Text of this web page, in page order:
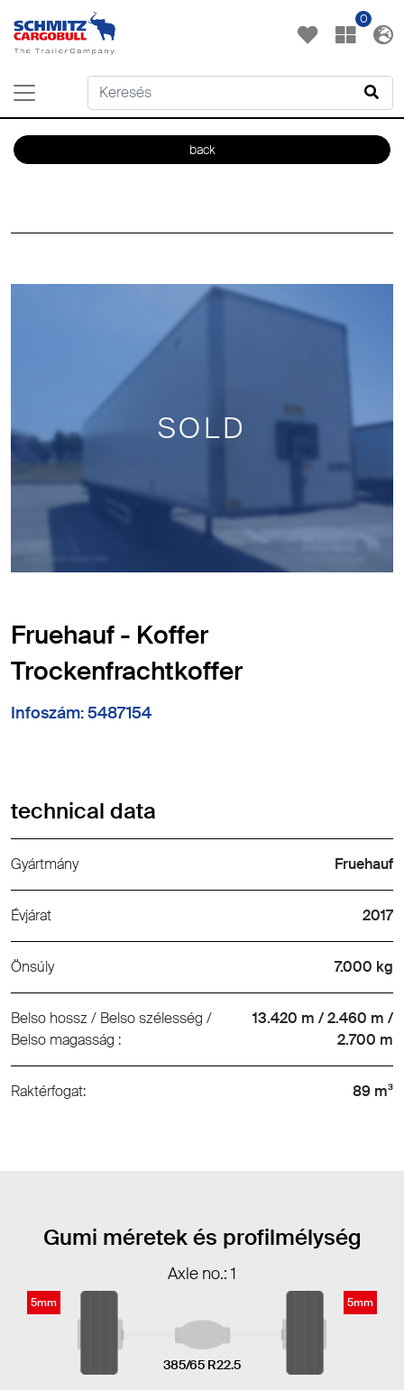
0
back
SOLD
Fruehauf - Koffer
Trockenfrachtkoffer
Infoszám: 5487154
technical data
Gyártmány Fruehauf
Évjárat 2017
Önsúly 7.000 kg
Belso hossz / Belso szélesség /
Belso magasság :
13.420 m / 2.460 m /
2.700 m
Raktérfogat: 89 m³
Gumi méretek és profilmélység
Axle no.: 1
5mm
385/65 R22.5
5mm